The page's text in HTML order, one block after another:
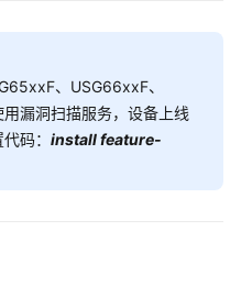
、USG66xxF、
用漏洞扫描服务，设备上线
码： install feature-